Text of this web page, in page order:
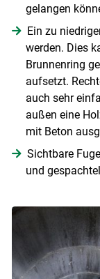
gelangen
Ein zu
werden. Dies
Brunnenring
aufsetzt.
auch sehr
außen eine
mit Beton
Sichtbare
und